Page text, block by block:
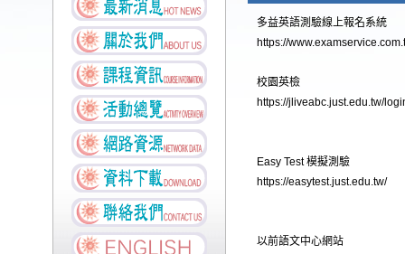
多益英語測驗線上報名系統
https://
校園英檢
https://jliveabc.just.edu.tw/
Easy Test 模擬測驗
https://easytest.just.edu.tw/
以前語文中心網站